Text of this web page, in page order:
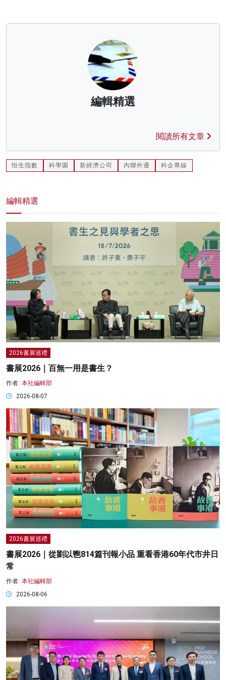
編輯精選
閱讀所有文章
恒生指數 科學園 新經濟公司 內聯外通 科企專線
編輯精選
2026書展巡禮
書展2026｜百無一用是書生？
作者: 本社編輯部
2026-08-07
2026書展巡禮
書展2026｜從劉以鬯814篇刊報小品 重看香港60年代市井日
常
作者: 本社編輯部
2026-08-06